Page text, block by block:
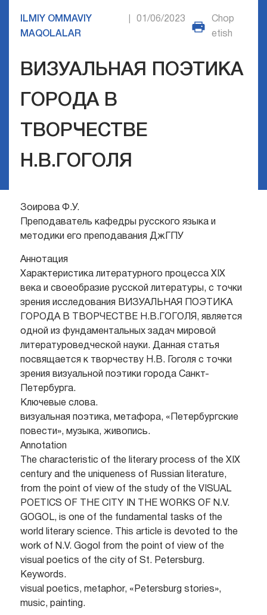
ILMIY OMMAVIY
MAQOLALAR
01/06/2023
Chop
etish
ВИЗУАЛЬНАЯ ПОЭТИКА
ГОРОДА В
ТВОРЧЕСТВЕ
Н.В.ГОГОЛЯ
Зоирова Ф.У.
Преподаватель кафедры русского языка и
методики его преподавания ДжГПУ
Аннотация
Характеристика литературного процесса ХIХ
века и своеобразие русской литературы, с точки
зрения исследования ВИЗУАЛЬНАЯ ПОЭТИКА
ГОРОДА В ТВОРЧЕСТВЕ Н.В.ГОГОЛЯ, является
одной из фундаментальных задач мировой
литературоведческой науки. Данная статья
посвящается к творчеству Н.В. Гоголя с точки
зрения визуальной поэтики города Санкт-
Петербурга.
Ключевые слова.
визуальная поэтика, метафора, «Петербургские
повести», музыка, живопись.
Annotation
The characteristic of the literary process of the XIX
century and the uniqueness of Russian literature,
from the point of view of the study of the VISUAL
POETICS OF THE CITY IN THE WORKS OF N.V.
GOGOL, is one of the fundamental tasks of the
world literary science. This article is devoted to the
work of N.V. Gogol from the point of view of the
visual poetics of the city of St. Petersburg.
Keywords.
visual poetics, metaphor, «Petersburg stories»,
music, painting.